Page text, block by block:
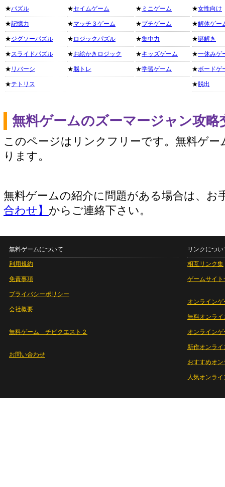
★パズル
★記憶力
★ジグソーパズル
★スライドパズル
★ リバーシ
★テトリス
★セイムゲーム
★マッチ３ゲーム
★ ロジックパズル
★お絵かきロジック
★脳トレ
★ ミニゲーム
★プチゲーム
★集中力
★キッズゲーム
★学習ゲーム
★女性向け
★解体ゲー
★謎解き
★一休みゲ
★ボードゲ
★ 脱出
無料ゲームのズーマージャン攻
このページはリンクフリーです。無料ゲー
ります。
無料ゲームの紹介に問題がある場合は、お
合わせ】 からご連絡下さい。
無料ゲームについて
利用規約
免責事項
プライバシーポリシー
会社概要
無料ゲーム チビクエスト２
お問い合わせ
リンクについ
相互リンク集
ゲームサイト
オンラインゲ
無料オンライ
オンライン
新作オンライ
おすすめオ
人気オンラ